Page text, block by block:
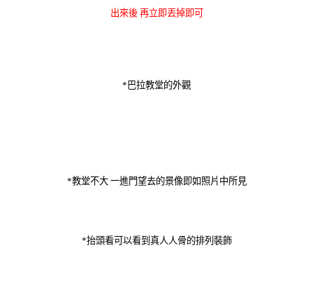
出來後 再立即丟掉即可
*巴拉教堂的外觀
*教堂不大 一進門望去的景像即如照片中所見
*抬頭看可以看到真人人骨的排列裝飾